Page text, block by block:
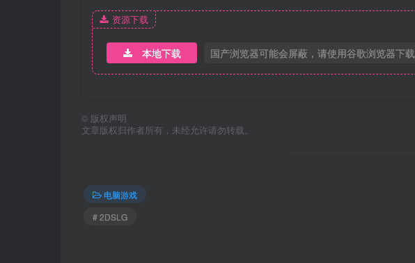
资源下载
本地下载 国产浏览器可能会屏蔽，请使用谷歌浏览器下载
© 版权声明
文章版权归作者所有，未经允许请勿转载。
电脑游戏
# 2DSLG